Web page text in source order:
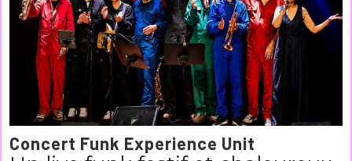
Concert Funk Experience Unit